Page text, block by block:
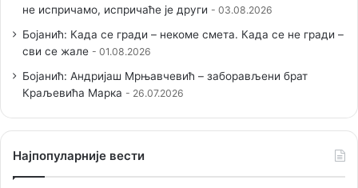
не испричамо, испричаће је други
03.08.2026
Бојанић: Када се гради – некоме смета. Када се не гради –
сви се жале
01.08.2026
Бојанић: Андријаш Мрњавчевић – заборављени брат
Краљевића Марка
26.07.2026
Наjпопуларније вести